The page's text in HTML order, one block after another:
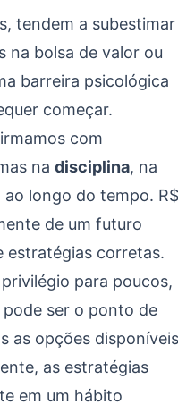
tendem a subestimar
na bolsa de valor ou
barreira psicológica
começar.
com
na disciplina, na
longo do tempo. R$
de um futuro
estratégias corretas.
para poucos,
ser o ponto de
as opções disponíveis
as estratégias
em um hábito